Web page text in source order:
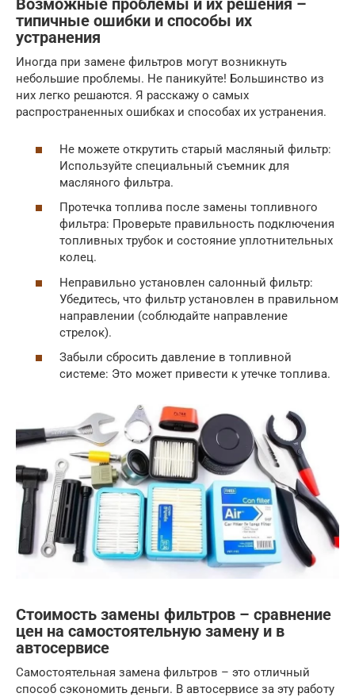
Возможные проблемы и их решения –
типичные ошибки и способы их
устранения
Иногда при замене фильтров могут возникнуть
небольшие проблемы. Не паникуйте! Большинство из
них легко решаются. Я расскажу о самых
распространенных ошибках и способах их устранения.
Не можете открутить старый масляный фильтр:
Используйте специальный съемник для
масляного фильтра.
Протечка топлива после замены топливного
фильтра: Проверьте правильность подключения
топливных трубок и состояние уплотнительных
колец.
Неправильно установлен салонный фильтр:
Убедитесь, что фильтр установлен в правильном
направлении (соблюдайте направление
стрелок).
Забыли сбросить давление в топливной
системе: Это может привести к утечке топлива.
Стоимость замены фильтров – сравнение
цен на самостоятельную замену и в
автосервисе
Самостоятельная замена фильтров – это отличный
способ сэкономить деньги. В автосервисе за эту работу